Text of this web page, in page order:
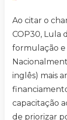
Ao citar o
COP30, Lula
formulação
inglês) mais
capacitação
de priorizar